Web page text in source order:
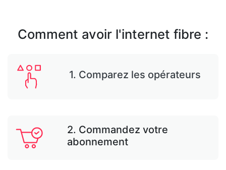
Comment avoir l'internet fibre :
1. Comparez les opérateurs
2. Commandez votre
abonnement